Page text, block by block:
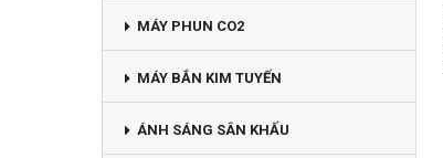
MÁY PHUN CO2
MÁY BẮN KIM TUYẾN
ÁNH SÁNG SÂN KHẤU